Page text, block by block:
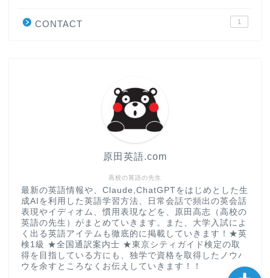
CONTACT 1
高校の英語の先生
原田英語.com
最新の英語情報や、Claude,ChatGPTをはじめとした生
成AIを利用した英語学習方法、日常会話で頻出の英会話
表現やイディオム、慣用表現などを、原田高志（高校の
英語の先生）がまとめていきます。また、大学入試によ
く出る英語アイテムも徹底的に掲載していきます！★英
検1級 ★全国通訳案内士 ★東京シティガイド検定の取
得を目指している方にも、独学で資格を取得したノウハ
ウを余すところなくお伝えしていきます！！
大学入試英語対策講座
英語名言・格言・カッコい
い英語＆素敵な英文フレー
CONTACT